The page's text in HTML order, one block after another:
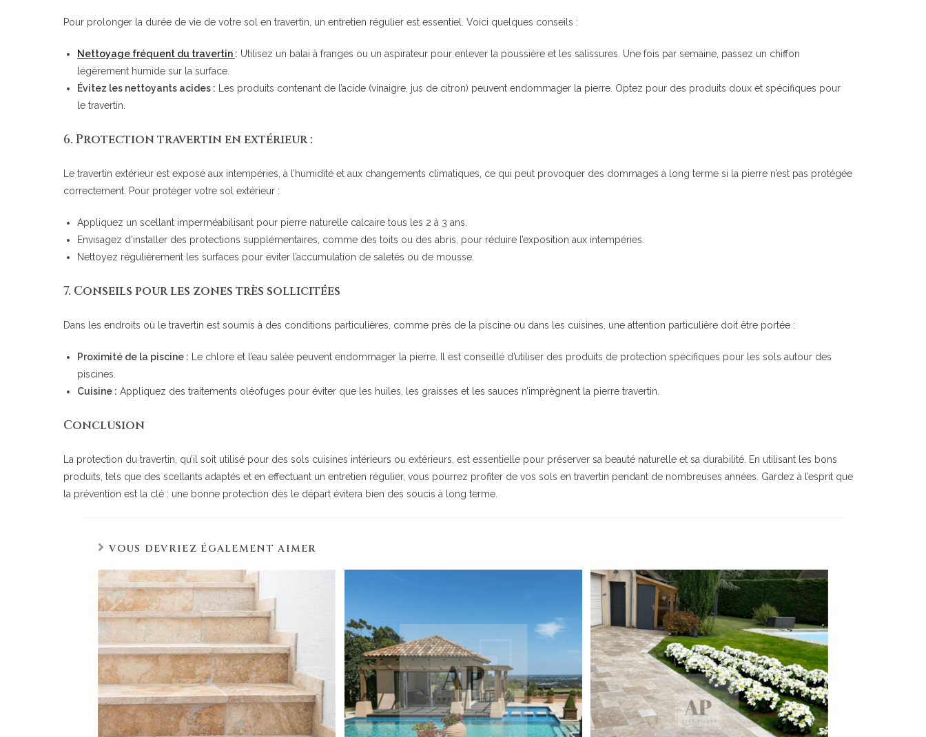
Pour prolonger la durée de vie de votre sol en travertin, un entretien régulier est essentiel. Voici quelques conseils :
Nettoyage fréquent du travertin : Utilisez un balai à franges ou un aspirateur pour enlever la poussière et les salissures. Une fois par semaine, passez un chiffon
légèrement humide sur la surface.
Évitez les nettoyants acides : Les produits contenant de l’acide (vinaigre, jus de citron) peuvent endommager la pierre. Optez pour des produits doux et spécifiques pour
le travertin.
6. Protection travertin en extérieur :
Le travertin extérieur est exposé aux intempéries, à l’humidité et aux changements climatiques, ce qui peut provoquer des dommages à long terme si la pierre n’est pas protégée
correctement. Pour protéger votre sol extérieur :
Appliquez un scellant imperméabilisant pour pierre naturelle calcaire tous les 2 à 3 ans.
Envisagez d’installer des protections supplémentaires, comme des toits ou des abris, pour réduire l’exposition aux intempéries.
Nettoyez régulièrement les surfaces pour éviter l’accumulation de saletés ou de mousse.
7. Conseils pour les zones très sollicitées
Dans les endroits où le travertin est soumis à des conditions particulières, comme près de la piscine ou dans les cuisines, une attention particulière doit être portée :
Proximité de la piscine : Le chlore et l’eau salée peuvent endommager la pierre. Il est conseillé d’utiliser des produits de protection spécifiques pour les sols autour des
piscines.
Cuisine : Appliquez des traitements oléofuges pour éviter que les huiles, les graisses et les sauces n’imprègnent la pierre travertin.
Conclusion
La protection du travertin, qu’il soit utilisé pour des sols cuisines intérieurs ou extérieurs, est essentielle pour préserver sa beauté naturelle et sa durabilité. En utilisant les bons
produits, tels que des scellants adaptés et en effectuant un entretien régulier, vous pourrez profiter de vos sols en travertin pendant de nombreuses années. Gardez à l’esprit que
la prévention est la clé : une bonne protection dès le départ évitera bien des soucis à long terme.
VOUS DEVRIEZ ÉGALEMENT AIMER
3980 route de Saint Canadet
13100 Aix-en-Provence
06 26 16 98 12
contact@apexpierre.com
INFORMATIONS PRATIQUES
Livraison
Conditionnement
Nos Engagements
NOTRE BOUTIQUE